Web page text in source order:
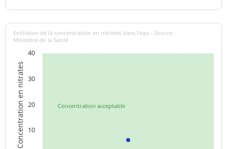
Concentration acceptable
Concentration en nitrates
Evolution de la concentration en nitrates dans l'eau - Source :
Ministère de la Santé
10
20
30
40